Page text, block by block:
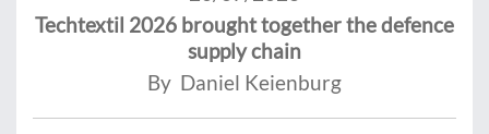
Techtextil 2026 brought together the defence
supply chain
By Daniel Keienburg